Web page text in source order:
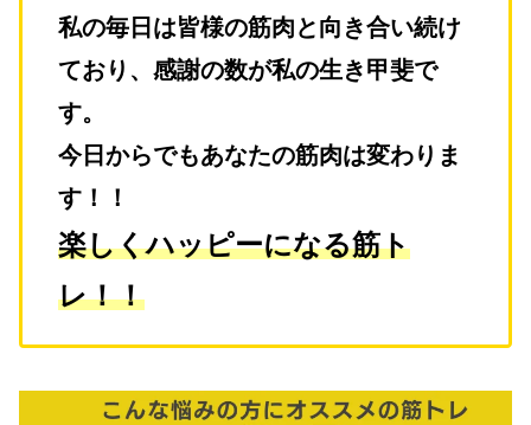
私の毎日は皆様の筋肉と向き合い続け
ており、感謝の数が私の生き甲斐で
す。
今日からでもあなたの筋肉は変わりま
す！！
楽しくハッピーになる筋ト
レ！！